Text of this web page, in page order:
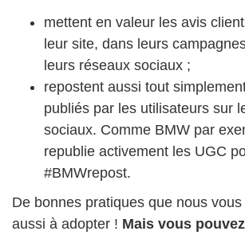
mettent en valeur les avis
leur site, dans leurs
leurs réseaux sociaux ;
repostent aussi tout
publiés par les utilisateurs sur
sociaux. Comme BMW par
republie activement les UGC
#BMWrepost.
De bonnes pratiques que nous
aussi à adopter ! Mais vous